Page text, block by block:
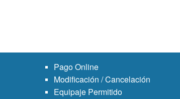
Pago Online
Modificación / Cancelación
Equipaje Permitido